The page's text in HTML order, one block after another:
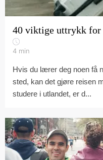
40 viktige uttrykk for
4 min
Hvis du lærer deg noen få
sted, kan det gjøre reisen
studere i utlandet, er d...